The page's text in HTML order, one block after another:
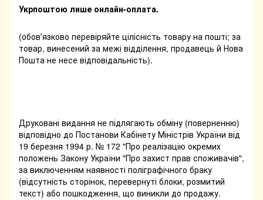
Укрпоштою лише онлайн-оплата.
(обовʼязково перевіряйте цілісність товару на пошті; за
товар, винесений за межі відділення, продавець й Нова
Пошта не несе відповідальність).
Друковані видання не підлягають обміну (поверненню)
відповідно до Постанови Кабінету Міністрів України від
19 березня 1994 р. № 172 "Про реалізацію окремих
положень Закону України "Про захист прав споживачів",
за виключенням наявності поліграфічного браку
(відсутність сторінок, перевернуті блоки, розмитий
текст) або пошкодження, що виникли до продажу.